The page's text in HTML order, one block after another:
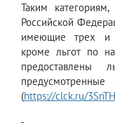
Таким
Российской
имеющие трех и
кроме льгот по
предоставлены
предусмотренные
(https://clck.ru/